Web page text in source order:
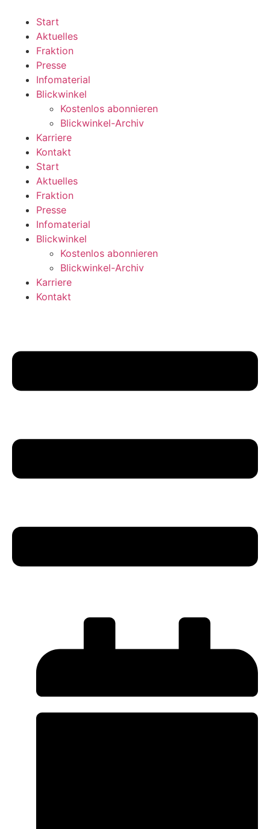
wechseln
Start
Aktuelles
Fraktion
Presse
Infomaterial
Blickwinkel
Kostenlos abonnieren
Blickwinkel-Archiv
Karriere
Kontakt
Start
Aktuelles
Fraktion
Presse
Infomaterial
Blickwinkel
Kostenlos abonnieren
Blickwinkel-Archiv
Karriere
Kontakt